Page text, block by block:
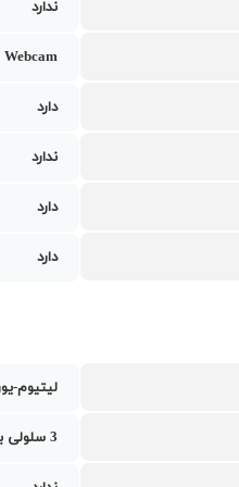
ندارد
دارد
ندارد
دارد
دارد
لیتیوم-
3 سلولی با ظرفیت 48 وات ساعت